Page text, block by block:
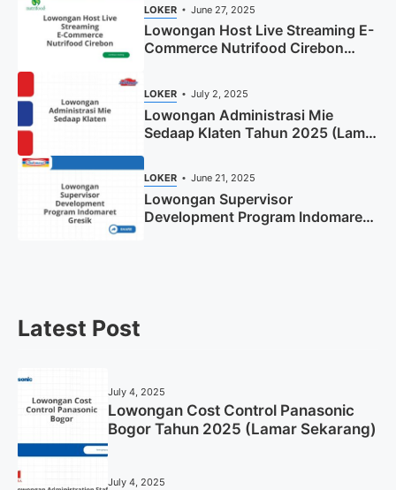
LOKER June 27, 2025
Lowongan Host Live Streaming E-
Commerce Nutrifood Cirebon
LOKER July 2, 2025
Lowongan Administrasi Mie
Sedaap Klaten Tahun 2025 (Lamar
LOKER June 21, 2025
Lowongan Supervisor
Development Program Indomaret
Latest Post
July 4, 2025
Lowongan Cost Control Panasonic
Bogor Tahun 2025 (Lamar Sekarang)
July 4, 2025